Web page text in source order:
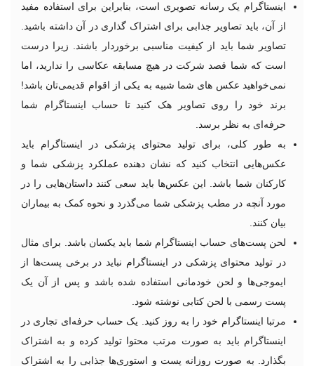
اینستاگرام یک رسانه تصویری است، بنابراین برای استفاده مفید
از آن، باید تصاویر جذابی برای اشتراک گذاری در آن داشته باشید.
تصاویر شما باید از کیفیت مناسبی برخوردار باشند. زیرا درست
است که شما قصد شرکت در هیچ مسابقه عکاسی را ندارید، اما
نمی‌خواهید عکس های شما شبیه به یکی از اقوام قدیمی‌تان باشد!
برند خود را روی تصاویر هک کنید تا حساب اینستاگرام شما
حرفه‌ای به نظر برسد.
به طور کلی، برای تولید محتوای پزشکی در اینستاگرام باید
عکس‌هایی انتخاب کنید که نشان دهنده عملکرد پزشکی شما و
کارکنان شما باشد. این عکس‌ها باید سعی کنند داستان‌هایی را در
مورد آنچه در مطب پزشکی شما می‌گذرد و نحوه کمک به بیماران
بیان کنند.
لحن پست‌های حساب اینستاگرام شما باید یکسان باشد. برای مثال
در تولید محتوای پزشکی در اینستاگرام نباید در برخی پست‌ها از
ایموجی‌ها و لحن خودمانی استفاده شده باشد و پس از آن یک
پست رسمی با لحن کتابی نوشته شود.
مرتبا اینستاگرام خود را به روز کنید. یک حساب حرفه‌‌ای تجاری در
اینستاگرام باید به صورت مرتب محتوا تولید کرده و به اشتراک
بگذارد. به صورت روزانه پست و استوری‌ها جذابی را به اشتراک